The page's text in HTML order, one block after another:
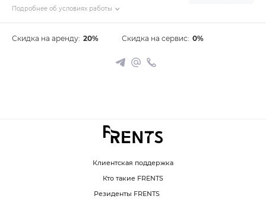
Подробнее об условиях работы
Скидка на аренду: 20% Скидка на сервис: 0%
Клиентская поддержка
Кто такие FRENTS
Резиденты FRENTS